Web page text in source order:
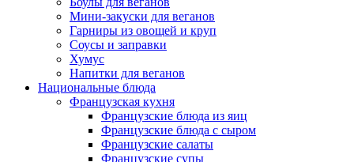
Мини-закуски для веганов
Гарниры из овощей и круп
Соусы и заправки
Хумус
Напитки для веганов
Национальные блюда
Французская кухня
Французские блюда из яиц
Французские блюда с сыром
Французские салаты
Французские супы